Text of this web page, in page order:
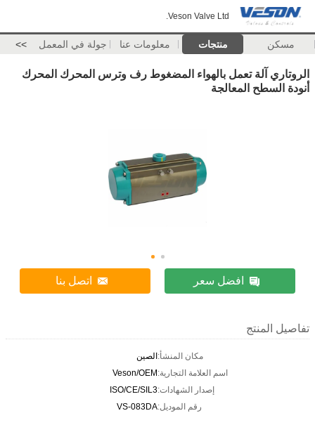
Veson Valve Ltd.
مسكن منتجات معلومات عنا جولة في المعمل >>
الروتاري آلة تعمل بالهواء المضغوط رف وترس المحرك المحرك
أنودة السطح المعالجة
افضل سعر اتصل بنا
تفاصيل المنتج
مكان المنشأ:الصين
اسم العلامة التجارية:Veson/OEM
إصدار الشهادات:ISO/CE/SIL3
رقم الموديل:VS-083DA